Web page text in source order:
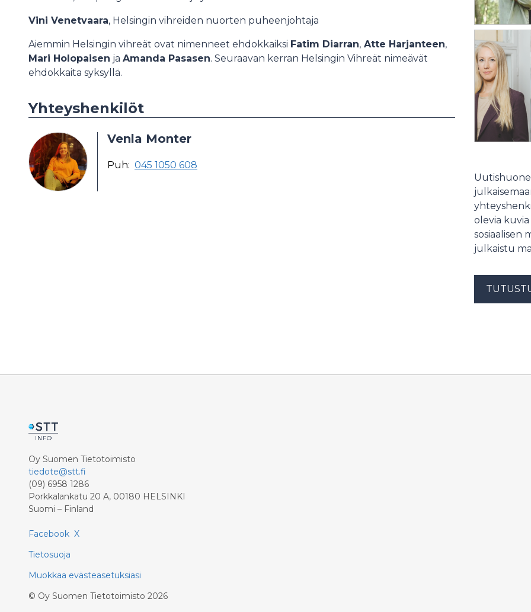
Vini Venetvaara, Helsingin vihreiden nuorten puheenjohtaja
Aiemmin Helsingin vihreät ovat nimenneet ehdokkaiksi Fatim Diarran, Atte Harjanteen,
Mari Holopaisen ja Amanda Pasasen. Seuraavan kerran Helsingin Vihreät nimeävät
ehdokkaita syksyllä.
Yhteyshenkilöt
Venla Monter
Puh: 045 1050 608
olevia
sosiaalisen
julkaistu
Oy Suomen Tietotoimisto
tiedote@stt.fi
(09) 6958 1286
Porkkalankatu 20 A, 00180 HELSINKI
Suomi – Finland
Facebook X
Tietosuoja
Muokkaa evästeasetuksiasi
© Oy Suomen Tietotoimisto 2026